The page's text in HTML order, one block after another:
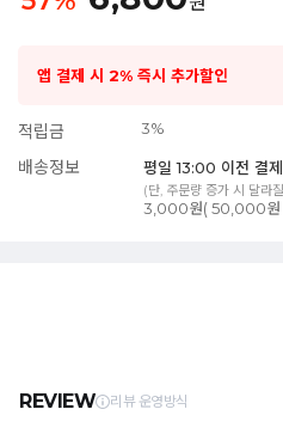
앱 결제 시 2% 즉시 추가할인
적립금 3%
배송정보 평일 13:00 이전 결제
(단, 주문량 증가 시 달라
3,000원( 50,000원